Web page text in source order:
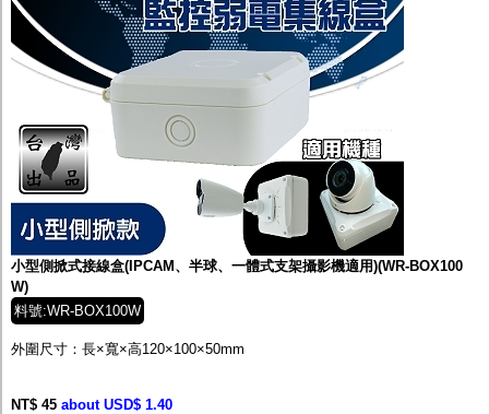
小型側掀式接線盒(IPCAM、半球、一體式支架攝影機適用)(WR-BOX100
W)
料號:WR-BOX100W
外圍尺寸：長×寬×高120×100×50mm
NT$ 45 about USD$ 1.40